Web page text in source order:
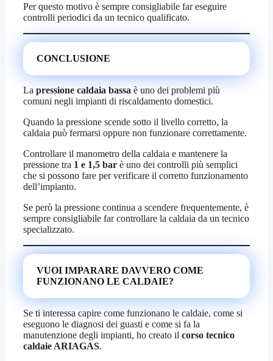
Per questo motivo è sempre consigliabile far eseguire
controlli periodici da un tecnico qualificato.
CONCLUSIONE
La pressione caldaia bassa è uno dei problemi più
comuni negli impianti di riscaldamento domestici.
Quando la pressione scende sotto il livello corretto, la
caldaia può fermarsi oppure non funzionare correttamente.
Controllare il manometro della caldaia e mantenere la
pressione tra 1 e 1,5 bar è uno dei controlli più semplici
che si possono fare per verificare il corretto funzionamento
dell’impianto.
Se però la pressione continua a scendere frequentemente, è
sempre consigliabile far controllare la caldaia da un tecnico
specializzato.
VUOI IMPARARE DAVVERO COME
FUNZIONANO LE CALDAIE?
Se ti interessa capire come funzionano le caldaie, come si
eseguono le diagnosi dei guasti e come si fa la
manutenzione degli impianti, ho creato il corso tecnico
caldaie ARIAGAS.